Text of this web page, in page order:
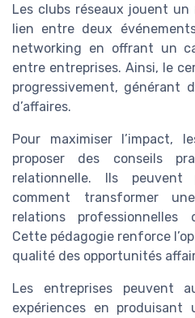
Les clubs réseaux jouent
lien entre deux
networking en offrant un
entre entreprises. Ainsi, le
progressivement, générant
d’affaires.
Pour maximiser l’impact,
proposer des conseils
relationnelle. Ils peuvent
comment transformer
relations professionnelles
Cette pédagogie renforce
qualité des opportunités
Les entreprises peuvent
expériences en